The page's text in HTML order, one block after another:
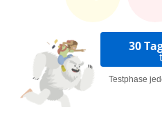
30
Testphase